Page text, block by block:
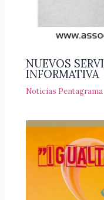
NUEVOS
INFORMATIVA
Noticias Pentagrama